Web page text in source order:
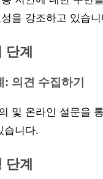
을 강조하고 있습니
단계
: 의견 수집하기
및 온라인 설문을
습니다.
단계